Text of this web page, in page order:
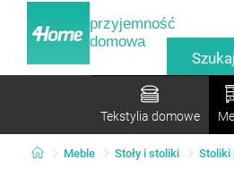
przyjemność
domowa
Tekstylia domowe
Meble Stoły i stoliki Stoliki